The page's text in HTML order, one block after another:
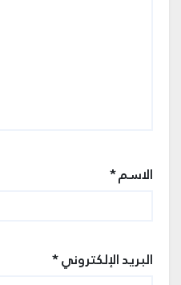
الاسم*
البريد الإلكتروني*